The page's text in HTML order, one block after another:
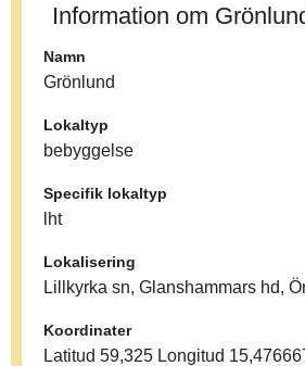
Information om
Namn
Grönlund
Lokaltyp
bebyggelse
Specifik lokaltyp
lht
Lokalisering
Lillkyrka sn, Glanshammars hd,
Koordinater
Latitud 59,325 Longitud